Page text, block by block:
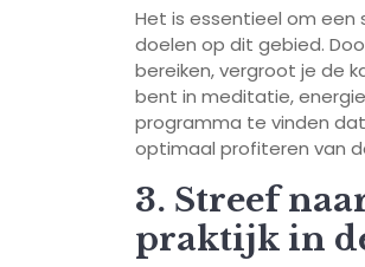
Het is essentieel om een
doelen op dit gebied.
bereiken, vergroot je de
bent in meditatie,
programma te vinden
optimaal profiteren van
3. Streef
praktijk in